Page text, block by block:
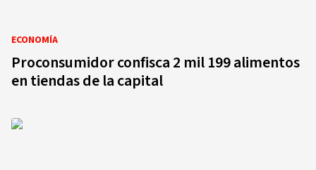
ECONOMÍA
Proconsumidor confisca 2 mil 199 alimentos
en tiendas de la capital